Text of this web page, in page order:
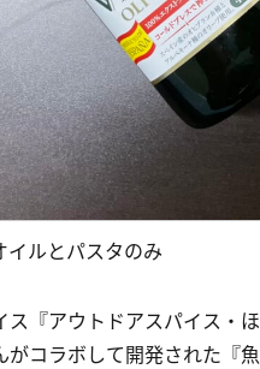
イルとパスタのみ
『アウトドアスパイス・
コラボして開発された『